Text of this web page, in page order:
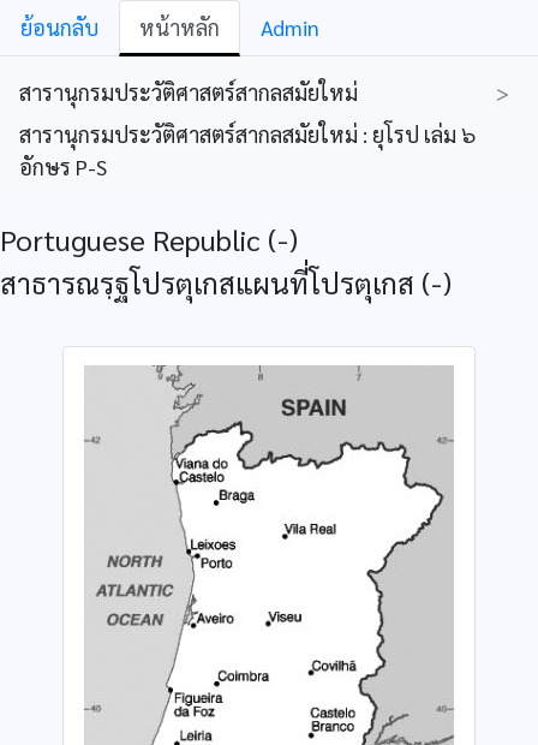
ย้อนกลับ หน้าหลัก Admin
สารานุกรมประวัติศาสตร์สากลสมัยใหม่
>
สารานุกรมประวัติศาสตร์สากลสมัยใหม่ : ยุโรป เล่ม ๖
อักษร P-S
Portuguese Republic (-)
สาธารณรฺฐโปรตุเกสแผนที่โปรตุเกส (-)